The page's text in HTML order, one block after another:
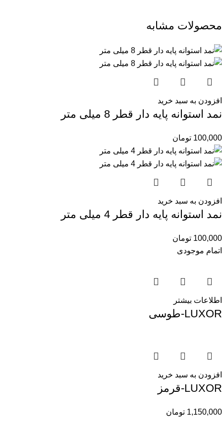
محصولات مشابه
افزودن به سبد خرید
نمد استوانه پایه دار قطر 8 میلی متر
100,000 تومان
افزودن به سبد خرید
نمد استوانه پایه دار قطر 4 میلی متر
100,000 تومان
اتمام موجودی
اطلاعات بیشتر
LUXOR-طوسی
افزودن به سبد خرید
LUXOR-قرمز
1,150,000 تومان